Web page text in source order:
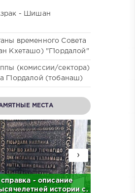
- Шишан
временного Совета
Кхеташо) "Г1ордалой"
(комиссии/сектора)
Г1ордалой (тобанаш)
МЕСТА
справка - описание
истории с.
›